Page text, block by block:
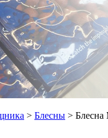
> Блесны >